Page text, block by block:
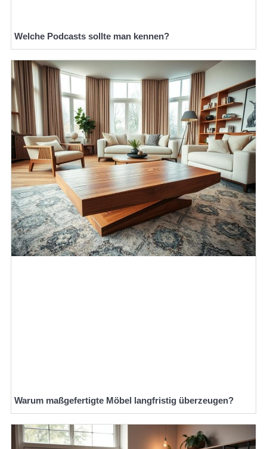
Welche Podcasts sollte man kennen?
Warum maßgefertigte Möbel langfristig überzeugen?